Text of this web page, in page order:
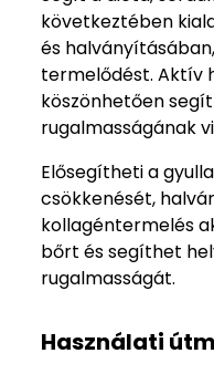
következtében
és
termelődést. Aktív
köszönhetően
rugalmasságának
Elősegítheti a
csökkenését,
kollagéntermelés
bőrt és segíthet
rugalmasságát.
Használati